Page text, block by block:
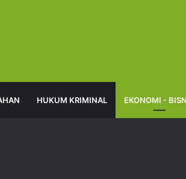
HUKUM KRIMINAL EKONOMI -